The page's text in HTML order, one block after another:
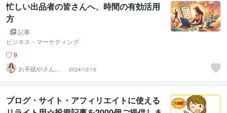
忙しい出品者の皆さんへ、時間の有効活用
方
記事
ビジネス・マーケティング
9
お手紙やさんの
言葉たち
2024/12/15
ブログ・サイト・アフィリエイトに使える